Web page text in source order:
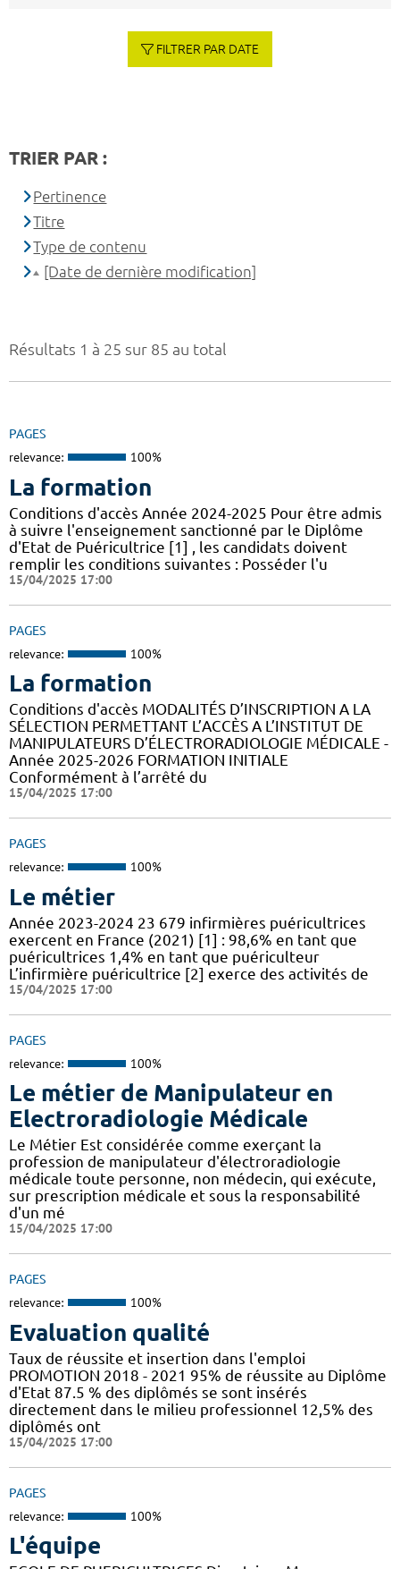
Résultats 1 à 25 sur 85 au total
PAGES
relevance: 100%
La formation
Conditions d'accès Année 2024-2025 Pour être admis
à suivre l'enseignement sanctionné par le Diplôme
d'Etat de Puéricultrice [1] , les candidats doivent
remplir les conditions suivantes : Posséder l'u
15/04/2025 17:00
PAGES
relevance: 100%
La formation
Conditions d'accès MODALITÉS D’INSCRIPTION A LA
SÉLECTION PERMETTANT L’ACCÈS A L’INSTITUT DE
MANIPULATEURS D’ÉLECTRORADIOLOGIE MÉDICALE -
Année 2025-2026 FORMATION INITIALE
Conformément à l’arrêté du
15/04/2025 17:00
PAGES
relevance: 100%
Le métier
Année 2023-2024 23 679 infirmières puéricultrices
exercent en France (2021) [1] : 98,6% en tant que
puéricultrices 1,4% en tant que puériculteur
L’infirmière puéricultrice [2] exerce des activités de
15/04/2025 17:00
PAGES
relevance: 100%
Le métier de Manipulateur en
Electroradiologie Médicale
Le Métier Est considérée comme exerçant la
profession de manipulateur d'électroradiologie
médicale toute personne, non médecin, qui exécute,
sur prescription médicale et sous la responsabilité
d'un mé
15/04/2025 17:00
PAGES
relevance: 100%
Evaluation qualité
Taux de réussite et insertion dans l'emploi
PROMOTION 2018 - 2021 95% de réussite au Diplôme
d'Etat 87.5 % des diplômés se sont insérés
directement dans le milieu professionnel 12,5% des
diplômés ont
15/04/2025 17:00
PAGES
relevance: 100%
L'équipe
FILTRER PAR DATE
TRIER PAR :
Pertinence
Titre
Type de contenu
[Date de dernière modification]